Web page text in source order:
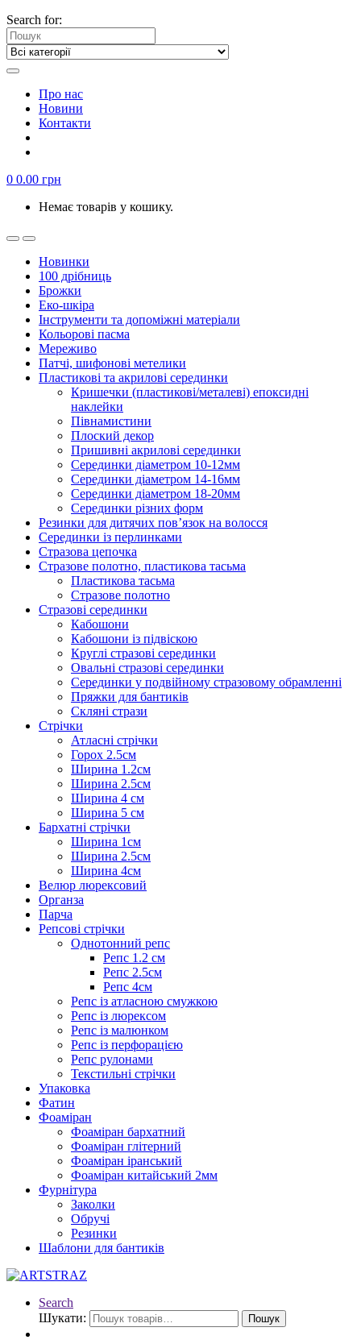
Search for:
Про нас
Новини
Контакти
0 0.00 грн
Немає товарів у кошику.
Новинки
100 дрібниць
Брожки
Еко-шкіра
Інструменти та допоміжні матеріали
Кольорові пасма
Мереживо
Патчі, шифонові метелики
Пластикові та акрилові серединки
Кришечки (пластикові/металеві) епоксидні
наклейки
Півнамистини
Плоский декор
Пришивні акрилові серединки
Серединки діаметром 10-12мм
Серединки діаметром 14-16мм
Серединки діаметром 18-20мм
Серединки різних форм
Резинки для дитячих пов’язок на волосся
Серединки із перлинками
Стразова цепочка
Стразове полотно, пластикова тасьма
Пластикова тасьма
Стразове полотно
Стразові серединки
Кабошони
Кабошони із підвіскою
Круглі стразові серединки
Овальні стразові серединки
Серединки у подвійному стразовому обрамленні
Пряжки для бантиків
Скляні стрази
Стрічки
Атласні стрічки
Горох 2.5см
Ширина 1.2см
Ширина 2.5см
Ширина 4 см
Ширина 5 см
Бархатні стрічки
Ширина 1см
Ширина 2.5см
Ширина 4см
Велюр люрексовий
Органза
Парча
Репсові стрічки
Однотонний репс
Репс 1.2 см
Репс 2.5см
Репс 4см
Репс із атласною смужкою
Репс із люрексом
Репс із малюнком
Репс із перфорацією
Репс рулонами
Текстильні стрічки
Упаковка
Фатин
Фоаміран
Фоаміран бархатний
Фоаміран глітерний
Фоаміран іранський
Фоаміран китайський 2мм
Фурнітура
Заколки
Обручі
Резинки
Шаблони для бантиків
Search
Шукати:
Пошук